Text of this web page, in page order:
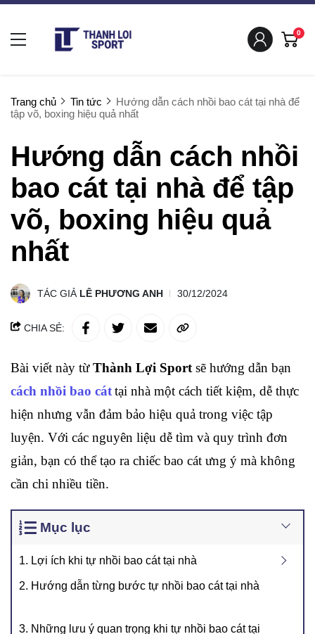
0
Trang chủ Tin tức
Hướng dẫn cách nhồi bao cát tại nhà để
tập võ, boxing hiệu quả nhất
Hướng dẫn cách nhồi
bao cát tại nhà để tập
võ, boxing hiệu quả
nhất
TÁC GIẢ LÊ PHƯƠNG ANH 30/12/2024
CHIA SẺ:
Bài viết này từ Thành Lợi Sport
cách nhồi bao cáttại nhà một cách tiết kiệm, dễ thực
hiện nhưng vẫn đảm bảo hiệu quả trong việc tập
luyện. Với các nguyên liệu dễ tìm và quy trình đơn
giản, bạn có thể tạo ra chiếc bao cát ưng ý mà không
cần chi nhiều tiền.
Mục lục
1. Lợi ích khi tự nhồi bao cát tại nhà
2. Hướng dẫn từng bước tự nhồi bao cát tại nhà
3. Những lưu ý quan trọng khi tự nhồi bao cát tại